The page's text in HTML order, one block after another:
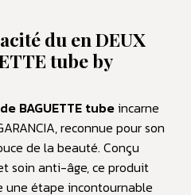
du en DEUX
tube by
BAGUETTE tubeincarne
reconnue pour son
de la beauté. Conçu
soin anti-âge, ce produit
une étape incontournable